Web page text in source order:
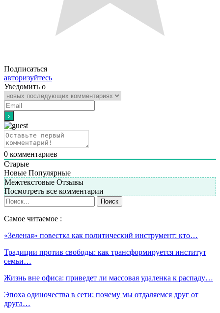
Подписаться
авторизуйтесь
Уведомить о
0 комментариев
Старые
Новые Популярные
Межтекстовые Отзывы
Посмотреть все комментарии
Самое читаемое :
«Зеленая» повестка как политический инструмент: кто…
Традиции против свободы: как трансформируется институт
семьи…
Жизнь вне офиса: приведет ли массовая удаленка к распаду…
Эпоха одиночества в сети: почему мы отдаляемся друг от
друга…